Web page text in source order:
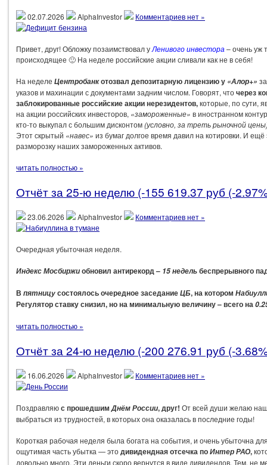
02.07.2026 AlphaInvestor Комментариев нет »
Привет, друг! Обложку позаимствовал уЛенивого инвестора – очень уж
происходящее 🙂 На неделе российские акции сливали как не в себя!
На неделе Центробанкотозвал депозитарную лицензию у «Алор+»
указов и махинации с документами задним числом. Говорят, чточерез
заблокированные российские акции нерезидентов,которые, по сути,
на акции российских инвесторов, «замороженные» в иностранном
кто-то выкупал с большим дисконтом(условно, за треть рыночной
Этот скрытый «навес» из бумаг долгое время давил на котировки. И
разморозку наших замороженных активов.
читать полностью »
Отчёт за 25-ю неделю (-155 619.37 руб (-
23.06.2026 AlphaInvestor Комментариев нет »
Очередная убыточная неделя.
Индекс Мосбиржиобновил антирекорд – 15 недельбеспрерывного
В пятницусостоялось очередное заседаниеЦБ, на котором
Регулятор ставку снизил, но на минимальную величину – всего на
читать полностью »
Отчёт за 24-ю неделю (-200 276.91 руб (-
16.06.2026 AlphaInvestor Комментариев нет »
Поздравляюс прошедшимДнём России, друг! От всей души желаю
выбраться из трудностей, в которых она оказалась в последние годы!
Короткая рабочая неделя была богата на события, и очень убыточна
ощутимая часть убытка — этодивидендная отсечка поИнтер РАО,
довольно много. Эти деньги скоро вернутся в виде дивидендов. Тем, не